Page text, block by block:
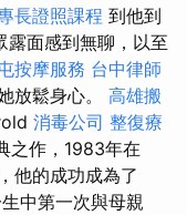
長證照課程 到他到
露面感到無聊，以至
按摩服務 台中律師
放鬆身心。 高雄搬
消毒公司 整復療
之作，1983年在
他的成功成為了
中第一次與母親